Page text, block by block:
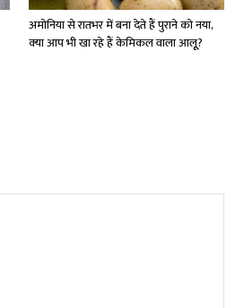
अमोनिया से रातभर में बना देते हैं पुराने को नया,
क्‍या आप भी खा रहे हैं केमिकल वाला आलूू?